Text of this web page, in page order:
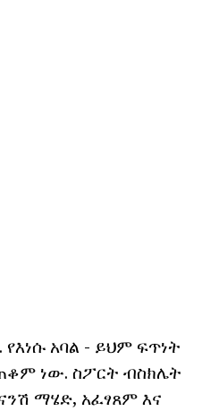
አባል - ይህም ፍጥነት
ነው. ስፖርት ብስክሌት
ማሄድ, አፈፃጸም እና